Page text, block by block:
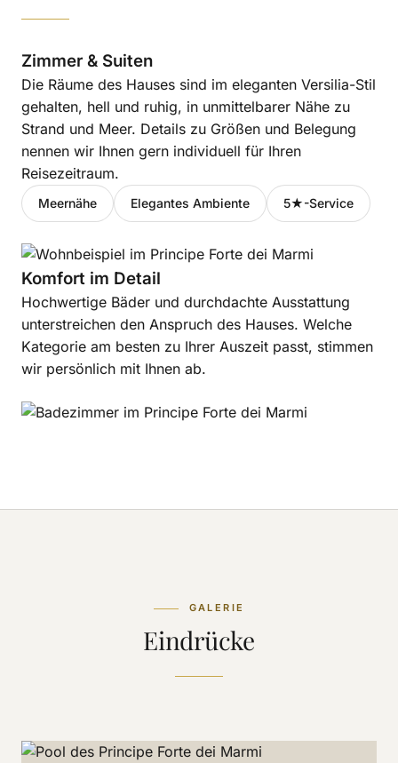
Zimmer & Suiten
Die Räume des Hauses sind im eleganten Versilia-Stil
gehalten, hell und ruhig, in unmittelbarer Nähe zu
Strand und Meer. Details zu Größen und Belegung
nennen wir Ihnen gern individuell für Ihren
Reisezeitraum.
Meernähe Elegantes Ambiente 5★-Service
Komfort im Detail
Hochwertige Bäder und durchdachte Ausstattung
unterstreichen den Anspruch des Hauses. Welche
Kategorie am besten zu Ihrer Auszeit passt, stimmen
wir persönlich mit Ihnen ab.
GALERIE
Eindrücke